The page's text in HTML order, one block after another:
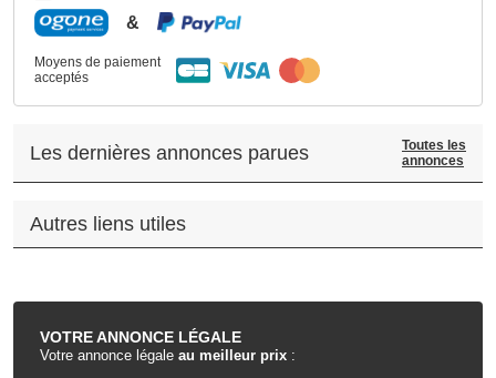
VOTREANNONCE LÉGALE
Votre annonce légale au meilleur prix :
&
Moyens de paiement
acceptés
Les dernières annonces parues
Toutes les
annonces
Autres liens utiles
.